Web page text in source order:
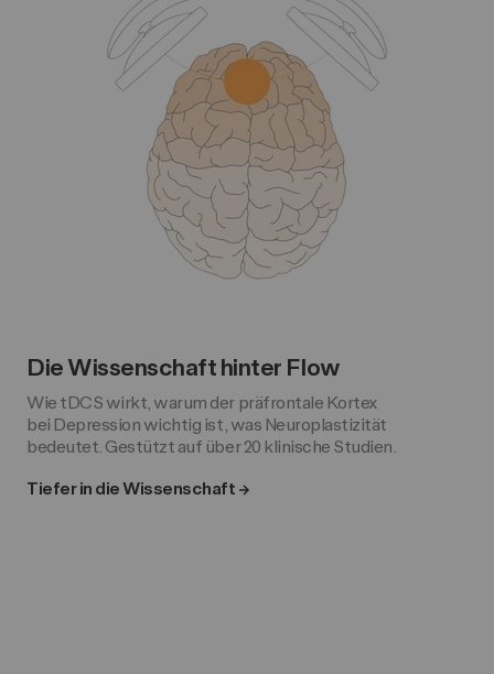
Die Wissenschaft hinter Flow
Wie tDCS wirkt, warum der präfrontale Kortex
bei Depression wichtig ist, was Neuroplastizität
bedeutet. Gestützt auf über 20 klinische Studien.
Tiefer in die Wissenschaft